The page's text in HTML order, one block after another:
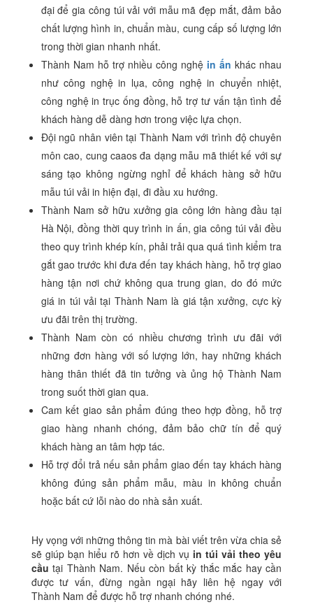
đại để gia công túi vải với mẫu mã đẹp mắt, đảm bảo
chất lượng hình in, chuẩn màu, cung cấp số lượng lớn
trong thời gian nhanh nhất.
Thành Nam hỗ trợ nhiều công nghệ in ấn khác nhau
như công nghệ in lụa, công nghệ in chuyển nhiệt,
công nghệ in trục ống đồng, hỗ trợ tư vấn tận tình để
khách hàng dễ dàng hơn trong việc lựa chọn.
Đội ngũ nhân viên tại Thành Nam với trình độ chuyên
môn cao, cung caaos đa dạng mẫu mã thiết kế với sự
sáng tạo không ngừng nghỉ để khách hàng sở hữu
mẫu túi vải in hiện đại, đi đầu xu hướng.
Thành Nam sở hữu xưởng gia công lớn hàng đầu tại
Hà Nội, đồng thời quy trình in ấn, gia công túi vải đều
theo quy trình khép kín, phải trải qua quá tình kiểm tra
gắt gao trước khi đưa đến tay khách hàng, hỗ trợ giao
hàng tận nơi chứ không qua trung gian, do đó mức
giá in túi vải tại Thành Nam là giá tận xưởng, cực kỳ
ưu đãi trên thị trường.
Thành Nam còn có nhiều chương trình ưu đãi với
những đơn hàng với số lượng lớn, hay những khách
hàng thân thiết đã tin tưởng và ủng hộ Thành Nam
trong suốt thời gian qua.
Cam kết giao sản phẩm đúng theo hợp đồng, hỗ trợ
giao hàng nhanh chóng, đảm bảo chữ tín để quý
khách hàng an tâm hợp tác.
Hỗ trợ đổi trả nếu sản phẩm giao đến tay khách hàng
không đúng sản phẩm mẫu, màu in không chuẩn
hoặc bất cứ lỗi nào do nhà sản xuất.
Hy vọng với những thông tin mà bài viết trên vừa chia sẻ
sẽ giúp bạn hiểu rõ hơn về dịch vụ in túi vải theo yêu
cầutại Thành Nam. Nếu còn bất kỳ thắc mắc hay cần
được tư vấn, đừng ngần ngại hãy liên hệ ngay với
Thành Nam để được hỗ trợ nhanh chóng nhé.